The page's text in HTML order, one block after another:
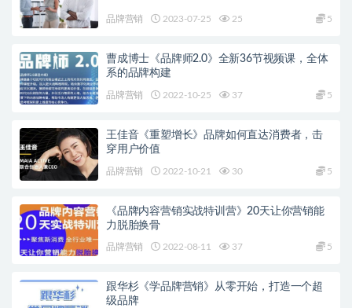
品牌营销 2023-07-25 25 5
曹成博士《品牌师2.0》全新36节视频课，全体
系的品牌构建
品牌营销 2022-10-25 37 5
王佳音《重塑增长》品牌如何直达消费者，击
穿用户价值
品牌营销 2022-10-21 30 5
《品牌内容营销实战特训营》20天让你营销能
力脱胎换骨
品牌营销 2022-08-11 37 5
跟华杉《学品牌营销》从零开始，打造一个超
级品牌